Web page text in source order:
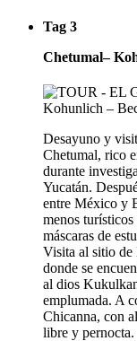
Tag 3
Chetumal–
Desayuno y
Chetumal, rico
durante
Yucatán.
entre México y
menos
máscaras de
Visita al sitio de
donde se
al dios
emplumada. A
Chicanna, con
libre y pernocta.